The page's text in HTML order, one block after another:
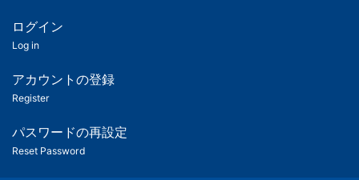
ツ
匿
名
ユ
ー
ログイン
Log in
アカウントの登録
Register
パスワードの再設定
Reset Password